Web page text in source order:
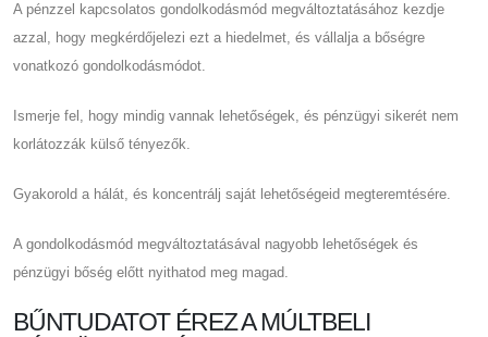
A pénzzel kapcsolatos gondolkodásmód megváltoztatásához kezdje
azzal, hogy megkérdőjelezi ezt a hiedelmet, és vállalja a bőségre
vonatkozó gondolkodásmódot.
Ismerje fel, hogy mindig vannak lehetőségek, és pénzügyi sikerét nem
korlátozzák külső tényezők.
Gyakorold a hálát, és koncentrálj saját lehetőségeid megteremtésére.
A gondolkodásmód megváltoztatásával nagyobb lehetőségek és
pénzügyi bőség előtt nyithatod meg magad.
BŰNTUDATOT ÉREZ A MÚLTBELI